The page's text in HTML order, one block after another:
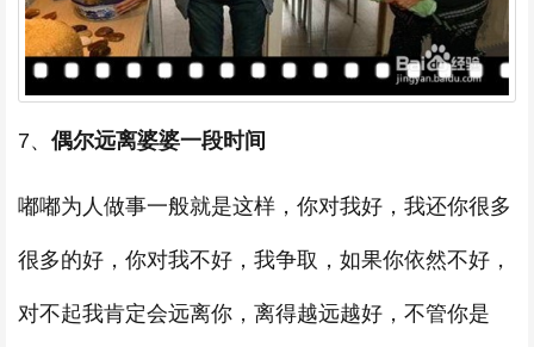
7、 偶尔远离婆婆一段时间
嘟嘟为人做事一般就是这样，你对我好，我还你很多
很多的好，你对我不好，我争取，如果你依然不好，
对不起我肯定会远离你，离得越远越好，不管你是